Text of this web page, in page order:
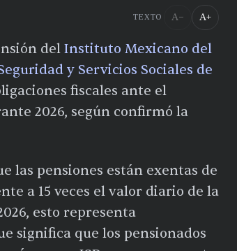
TEXTO A− A+
del Instituto Mexicano del
y Servicios Sociales de
fiscales ante el
2026, según confirmó la
las pensiones están exentas de
a 15 veces el valor diario de la
esto representa
significa que los pensionados